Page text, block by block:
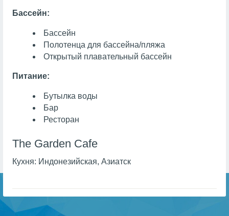
Бассейн:
Бассейн
Полотенца для бассейна/пляжа
Открытый плавательный бассейн
Питание:
Бутылка воды
Бар
Ресторан
The Garden Cafe
Кухня: Индонезийская, Азиатск